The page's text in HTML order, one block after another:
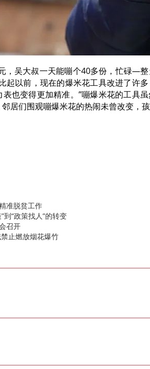
，吴大叔一天能嘣个40多份，忙碌—
起以前，现在的爆米花工具改进了许
也变得更加精准。”嘣爆米花的工具
居们围观嘣爆米花的热闹未曾改变，
准脱贫工作
到“政策找人”的转变
召开
止燃放烟花爆竹